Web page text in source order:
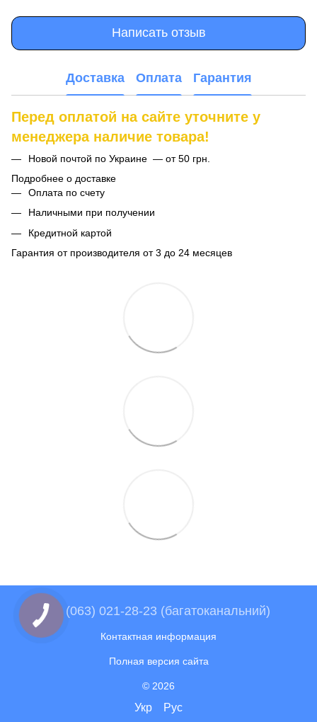
Написать отзыв
Доставка Оплата Гарантия
Перед оплатой на сайте уточните у
менеджера наличие товара!
Новой почтой по Украине — от 50 грн.
Подробнее о доставке
Оплата по счету
Наличными при получении
Кредитной картой
Гарантия от производителя от 3 до 24 месяцев
+38 (063) 021-28-23 (багатоканальний)
Контактная информация
Полная версия сайта
© 2026
Укр Рус